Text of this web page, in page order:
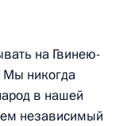
на Гвинею-
Мы никогда
в нашей
независимый